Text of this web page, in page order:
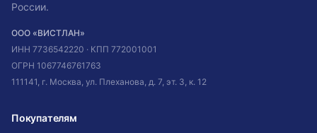
России.
ООО «ВИСТЛАН»
ИНН 7736542220 · КПП 772001001
ОГРН 1067746761763
111141, г. Москва, ул. Плеханова, д. 7, эт. 3, к. 12
Покупателям